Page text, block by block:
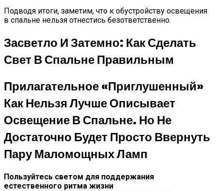
Подводя итоги, заметим, что к обустройству освещения
в спальне нельзя отнестись безответственно.
Засветло И Затемно: Как Сделать
Свет В Спальне Правильным
Прилагательное «приглушенный»
Как Нельзя Лучше Описывает
Освещение В Спальне. Но Не
Достаточно Будет Просто Ввернуть
Пару Маломощных Ламп
Пользуйтесь светом для поддержания
естественного ритма жизни